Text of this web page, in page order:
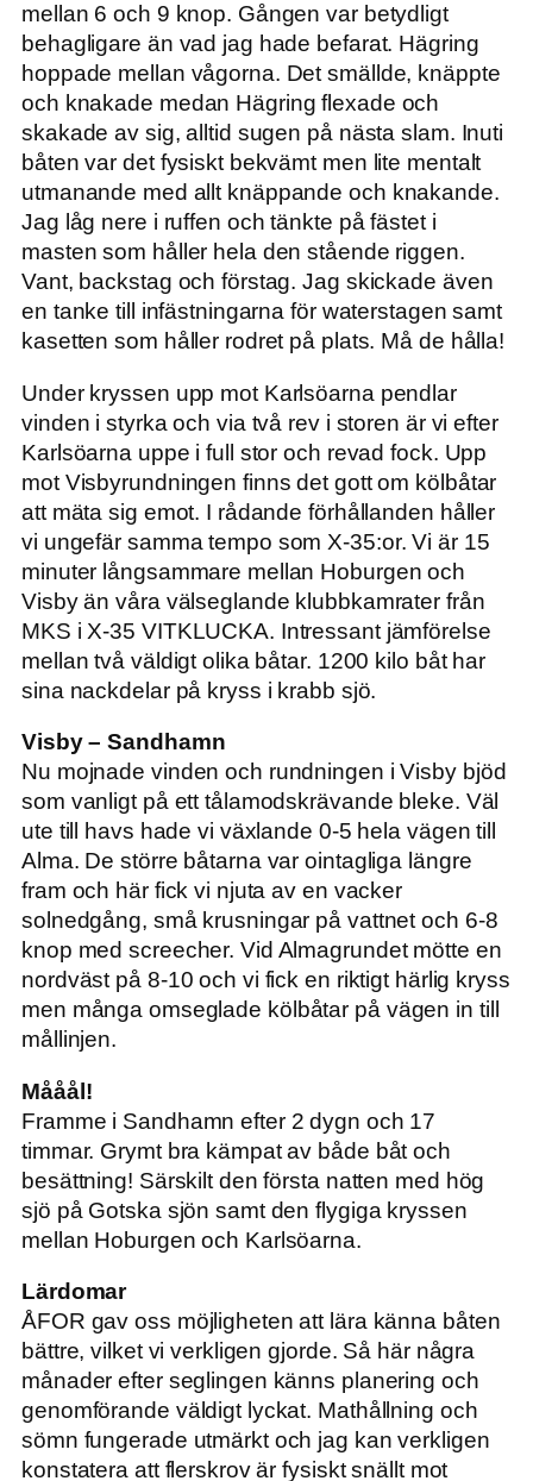
mellan 6 och 9 knop. Gången var betydligt
behagligare än vad jag hade befarat. Hägring
hoppade mellan vågorna. Det smällde, knäppte
och knakade medan Hägring flexade och
skakade av sig, alltid sugen på nästa slam. Inuti
båten var det fysiskt bekvämt men lite mentalt
utmanande med allt knäppande och knakande.
Jag låg nere i ruffen och tänkte på fästet i
masten som håller hela den stående riggen.
Vant, backstag och förstag. Jag skickade även
en tanke till infästningarna för waterstagen samt
kasetten som håller rodret på plats. Må de hålla!
Under kryssen upp mot Karlsöarna pendlar
vinden i styrka och via två rev i storen är vi efter
Karlsöarna uppe i full stor och revad fock. Upp
mot Visbyrundningen finns det gott om kölbåtar
att mäta sig emot. I rådande förhållanden håller
vi ungefär samma tempo som X-35:or. Vi är 15
minuter långsammare mellan Hoburgen och
Visby än våra välseglande klubbkamrater från
MKS i X-35 VITKLUCKA. Intressant jämförelse
mellan två väldigt olika båtar. 1200 kilo båt har
sina nackdelar på kryss i krabb sjö.
Visby – Sandhamn
Nu mojnade vinden och rundningen i Visby bjöd
som vanligt på ett tålamodskrävande bleke. Väl
ute till havs hade vi växlande 0-5 hela vägen till
Alma. De större båtarna var ointagliga längre
fram och här fick vi njuta av en vacker
solnedgång, små krusningar på vattnet och 6-8
knop med screecher. Vid Almagrundet mötte en
nordväst på 8-10 och vi fick en riktigt härlig kryss
men många omseglade kölbåtar på vägen in till
mållinjen.
Mååål!
Framme i Sandhamn efter 2 dygn och 17
timmar. Grymt bra kämpat av både båt och
besättning! Särskilt den första natten med hög
sjö på Gotska sjön samt den flygiga kryssen
mellan Hoburgen och Karlsöarna.
Lärdomar
ÅFOR gav oss möjligheten att lära känna båten
bättre, vilket vi verkligen gjorde. Så här några
månader efter seglingen känns planering och
genomförande väldigt lyckat. Mathållning och
sömn fungerade utmärkt och jag kan verkligen
konstatera att flerskrov är fysiskt snällt mot